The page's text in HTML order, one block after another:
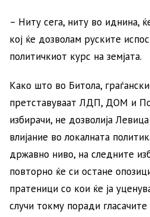
– Ниту сега, ниту во иднина,
кој ќе дозволам руските
политичкиот курс на земјата.
Како што во Битола,
претставуваат ЛДП, ДОМ и
избирачи, не дозволија
влијание во локалната
државно ниво, на следните
повторно ќе си остане
пратеници со кои ќе ја
случи токму поради